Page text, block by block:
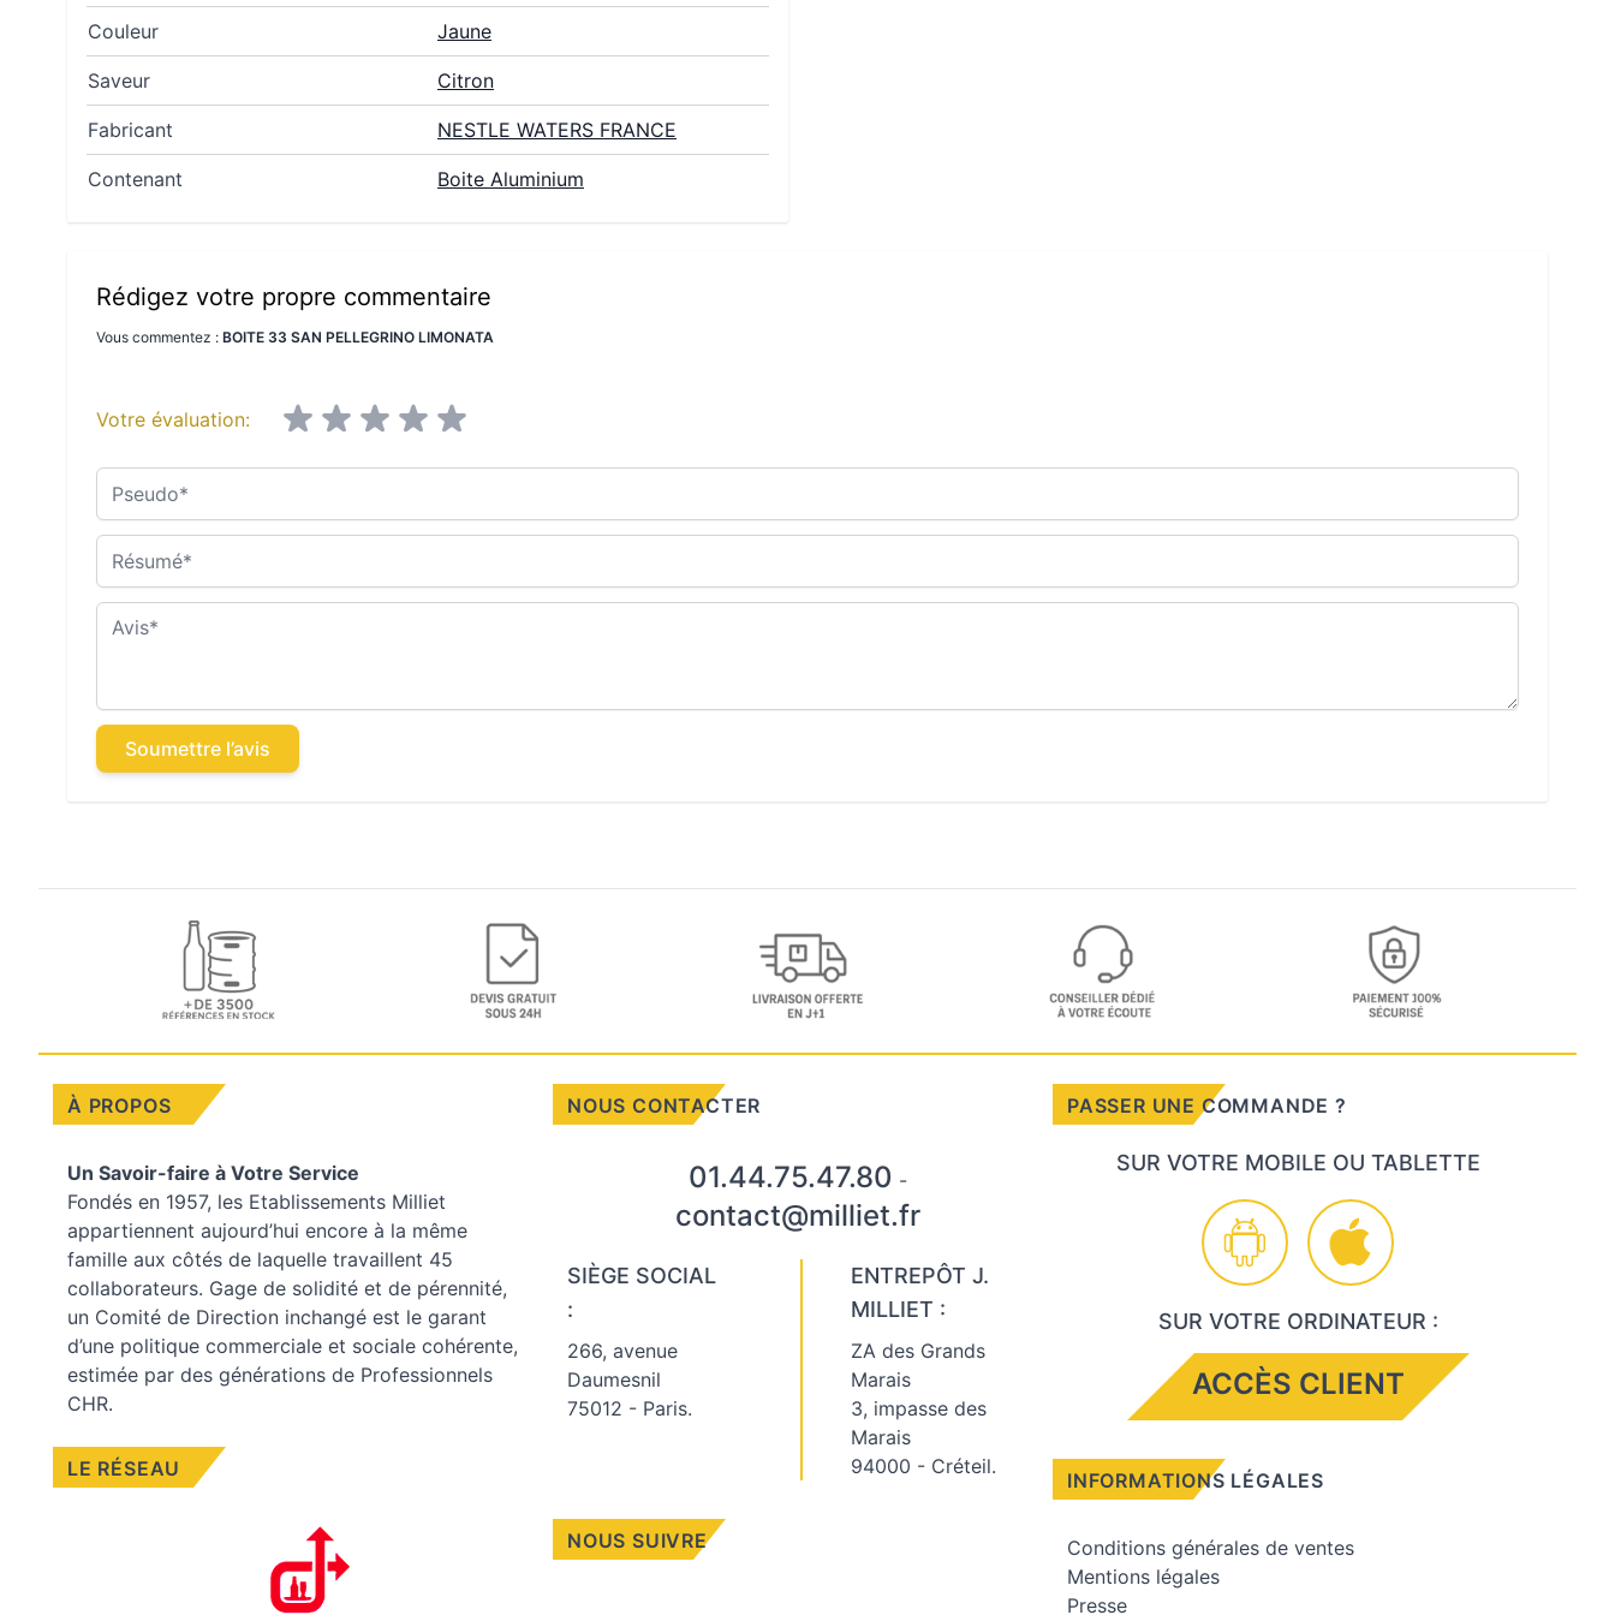
Couleur Jaune
Saveur Citron
Fabricant NESTLE WATERS FRANCE
Contenant Boite Aluminium
Rédigez votre propre commentaire
Vous commentez : BOITE 33 SAN PELLEGRINO LIMONATA
Votre évaluation:
Pseudo
Résumé
Avis
Soumettre l’avis
À PROPOS
Un Savoir-faire à Votre Service
Fondés en 1957, les Etablissements Milliet
appartiennent aujourd’hui encore à la même
famille aux côtés de laquelle travaillent 45
collaborateurs. Gage de solidité et de pérennité,
un Comité de Direction inchangé est le garant
d’une politique commerciale et sociale cohérente,
estimée par des générations de Professionnels
CHR.
LE RÉSEAU
NOUS CONTACTER
01.44.75.47.80 -
contact@milliet.fr
SIÈGE SOCIAL
:
266, avenue
Daumesnil
75012 - Paris.
ENTREPÔT J.
MILLIET :
ZA des Grands
Marais
3, impasse des
Marais
94000 - Créteil.
NOUS SUIVRE
PASSER UNE COMMANDE ?
SUR VOTRE MOBILE OU TABLETTE
SUR VOTRE ORDINATEUR :
ACCÈS CLIENT
INFORMATIONS LÉGALES
Conditions générales de ventes
Mentions légales
Presse